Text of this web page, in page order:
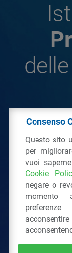
delle
Via San
Tutti i diritti
Consenso
Questo sito
per
vuoi
Cookie
negare o
momento